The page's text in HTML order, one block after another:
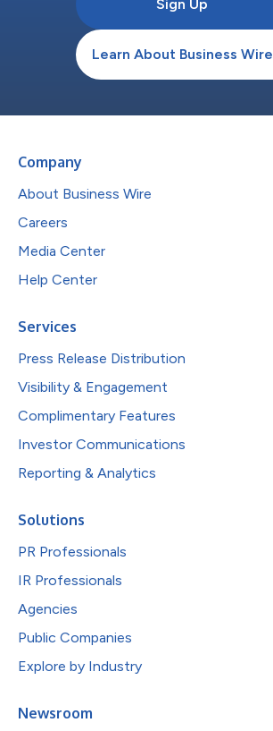
Sign Up
Learn About Business Wire
Company
About Business Wire
Careers
Media Center
Help Center
Services
Press Release Distribution
Visibility & Engagement
Complimentary Features
Investor Communications
Reporting & Analytics
Solutions
PR Professionals
IR Professionals
Agencies
Public Companies
Explore by Industry
Newsroom